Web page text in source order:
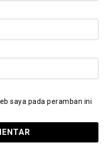
saya pada peramban ini